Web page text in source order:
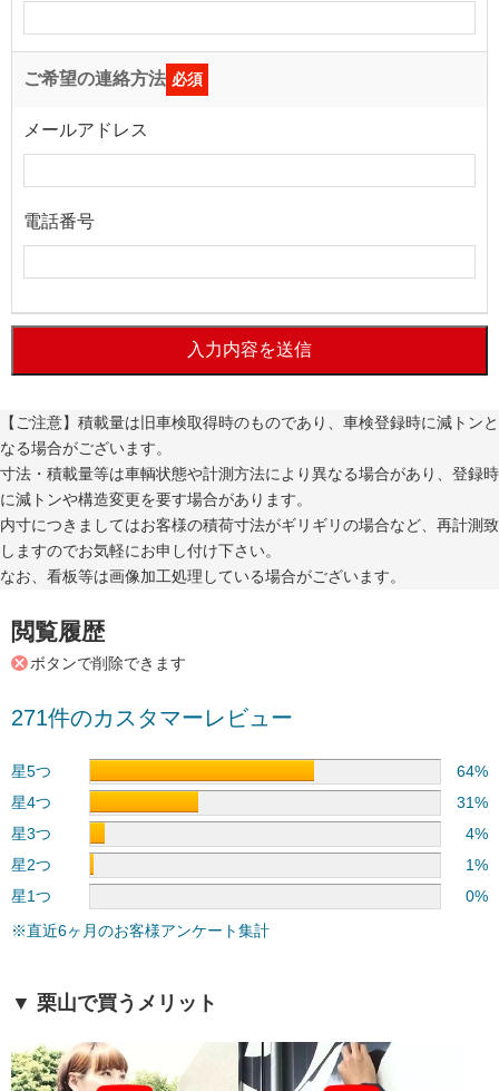
ご希望の連絡方法 必須
メールアドレス
電話番号
入力内容を送信
【ご注意】積載量は旧車検取得時のものであり、車検登録時に減トンと
なる場合がございます。
寸法・積載量等は車輌状態や計測方法により異なる場合があり、登録時
に減トンや構造変更を要す場合があります。
内寸につきましてはお客様の積荷寸法がギリギリの場合など、再計測致
しますのでお気軽にお申し付け下さい。
なお、看板等は画像加工処理している場合がございます。
閲覧履歴
ボタンで削除できます
271件のカスタマーレビュー
星5つ
64%
星4つ
31%
星3つ
4%
星2つ
1%
星1つ
0%
※直近6ヶ月のお客様アンケート集計
▼ 栗山で買うメリット